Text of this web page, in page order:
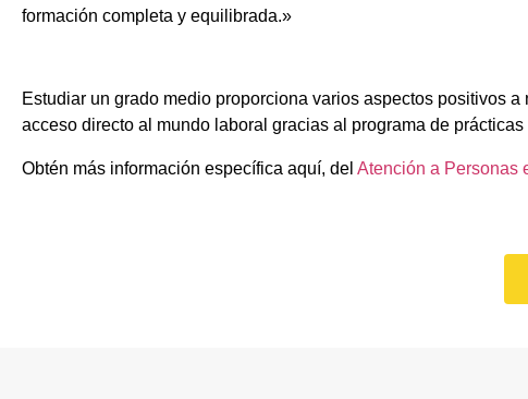
formación completa y equilibrada.»
Estudiar un grado medio proporciona varios aspectos positivos
acceso directo al mundo laboral gracias al programa de
Obtén más información específica aquí, del Atención a Personas